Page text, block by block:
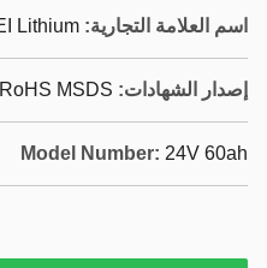
اسم العلامة التجارية: Lithium
إصدار الشهادات: MSDS
Model Number: 24V 60ah